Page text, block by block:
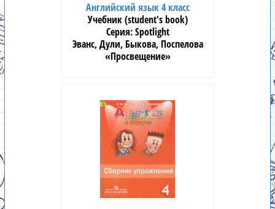
Английский язык 4 класс
Учебник (student's book)
Spotlight
Эванс, Дули, Быкова, Поспелова
«Просвещение»